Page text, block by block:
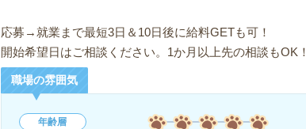
応募→就業まで最短3日＆10日後に給料GETも可！
開始希望日はご相談ください。1か月以上先の相談もOK！
職場の雰囲気
年齢層